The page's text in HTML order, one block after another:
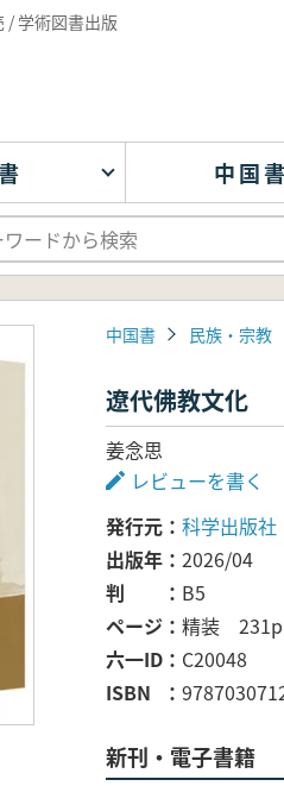
/ 学術図書出版
中国書
中国書 民族・宗教
遼代佛教文化
姜念思
レビューを書く
発行元
科学出版社
出版年
2026/04
判
B5
ページ
精装
六一ID
C20048
ISBN
新刊・電子書籍